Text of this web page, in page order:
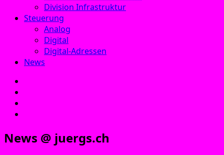
Division Infrastruktur
Steuerung
Analog
Digital
Digital-Adressen
News
News @ juergs.ch